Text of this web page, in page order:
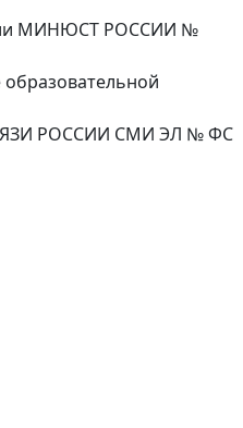
МИНЮСТ РОССИИ №
РОССИИ СМИ ЭЛ № ФС